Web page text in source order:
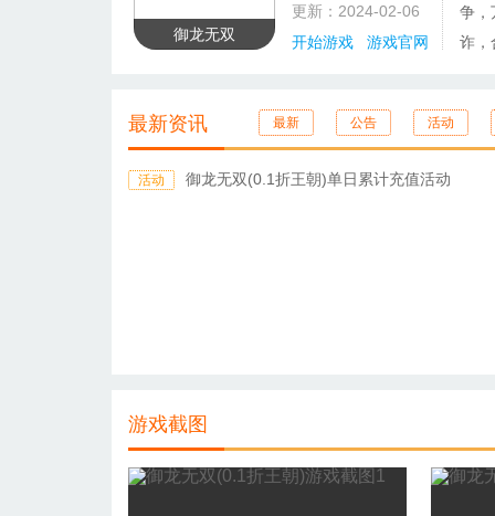
御龙无双
更新：2024-02-06
开始游戏
游戏官网
争，
诈，
最新资讯 最新 公告 活动
活动 御龙无双(0.1折王朝)单日累计充值活动
游戏截图